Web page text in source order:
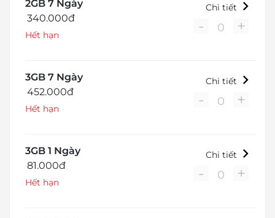
2GB 7 Ngày
340.000đ
Hết hạn
Chi tiết
- 0 +
3GB 7 Ngày
452.000đ
Hết hạn
Chi tiết
- 0 +
3GB 1 Ngày
81.000đ
Hết hạn
Chi tiết
- 0 +